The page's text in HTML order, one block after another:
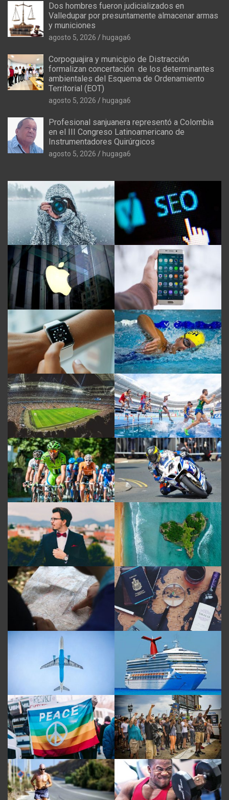
Dos hombres fueron judicializados en
Valledupar por presuntamente almacenar armas
y municiones
agosto 5, 2026 hugaga6
Corpoguajira y municipio de Distracción
formalizan concertación de los determinantes
ambientales del Esquema de Ordenamiento
Territorial (EOT)
agosto 5, 2026 hugaga6
Profesional sanjuanera representó a Colombia
en el III Congreso Latinoamericano de
Instrumentadores Quirúrgicos
agosto 5, 2026 hugaga6